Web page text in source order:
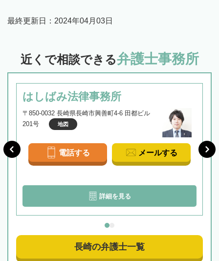
最終更新日： 2024年04月03日
近くで相談できる弁護士事務所
はしばみ法律事務所
〒850-0032 長崎県長崎市興善町4-6 田都ビル
201号
地図
電話する メールする
詳細を見る
長崎の弁護士一覧